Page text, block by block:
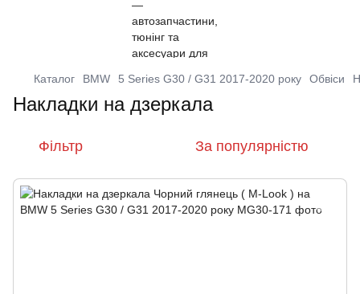
Каталог BMW 5 Series G30 / G31 2017-2020 року Обвіси
Накладки на дзеркала
Фільтр За популярністю